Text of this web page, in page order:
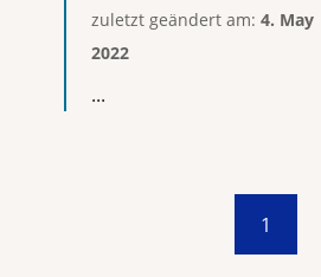
zuletzt geändert am: 4. May
2022
...
1